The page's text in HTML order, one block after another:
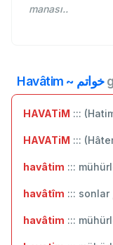
manası..
Havâtim ~ خواتم
HAVATiM :::
HAVATiM :::
havâtim :::
havâtîm ::: sonlar
havâtim :::